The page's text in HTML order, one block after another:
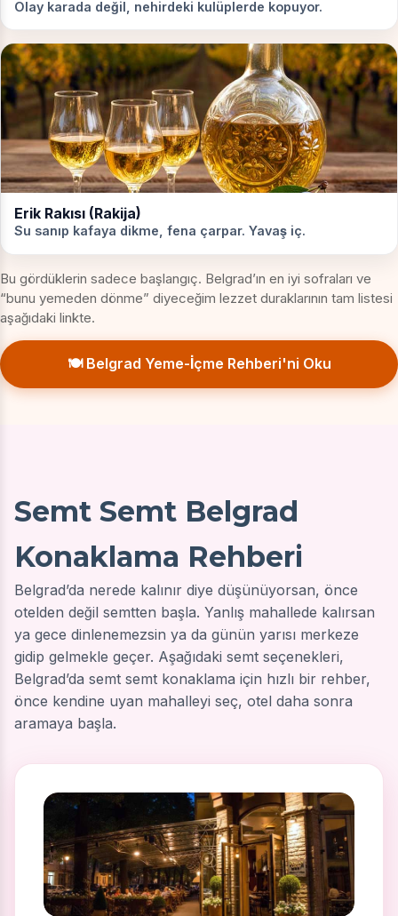
Olay karada değil, nehirdeki kulüplerde kopuyor.
Erik Rakısı (Rakija)
Su sanıp kafaya dikme, fena çarpar. Yavaş iç.
Bu gördüklerin sadece başlangıç. Belgrad’ın en iyi sofraları ve
“bunu yemeden dönme” diyeceğim lezzet duraklarının tam listesi
aşağıdaki linkte.
🍽️ Belgrad Yeme-İçme Rehberi'ni Oku
Semt Semt Belgrad
Konaklama Rehberi
Belgrad’da nerede kalınır diye düşünüyorsan, önce
otelden değil semtten başla. Yanlış mahallede kalırsan
ya gece dinlenemezsin ya da günün yarısı merkeze
gidip gelmekle geçer. Aşağıdaki semt seçenekleri,
Belgrad’da semt semt konaklama için hızlı bir rehber,
önce kendine uyan mahalleyi seç, otel daha sonra
aramaya başla.